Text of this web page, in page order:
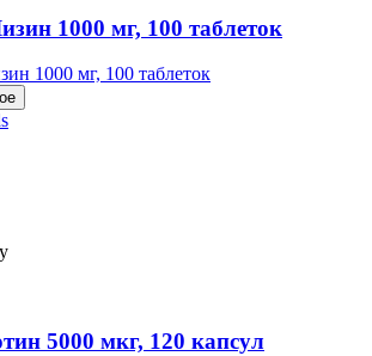
1000 мг, 100 таблеток
5000 мкг, 120 капсул